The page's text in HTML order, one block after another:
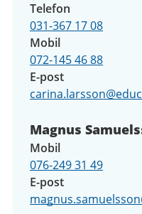
Telefon
031-367 17 08
Mobil
072-145 46 88
E-post
Magnus
Mobil
076-249 31 49
E-post